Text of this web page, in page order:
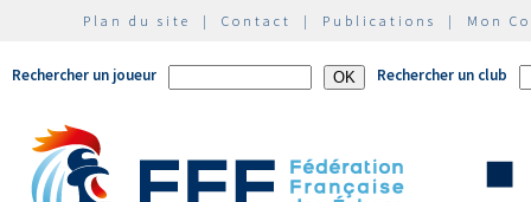
Plan du site | Contact | Publications | Mon
Rechercher un joueur Rechercher un club